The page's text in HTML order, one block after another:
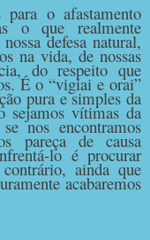
o afastamento
o que realmente
defesa natural,
na vida, de nossas
do respeito que
É o “vigiai e orai”
pura e simples da
sejamos vítimas da
nos encontramos
pareça de causa
lo é procurar
ainda que
acabaremos